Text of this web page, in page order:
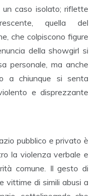
caso isolato; riflette
quella del
che colpiscono figure
della showgirl si
personale, ma anche
a chiunque si senta
e disprezzante
pubblico e privato è
la violenza verbale e
comune. Il gesto di
vittime di simili abusi a